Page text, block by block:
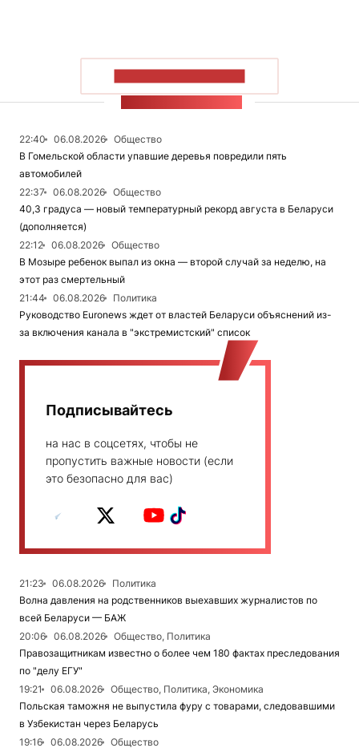
22:40 06.08.2026
Общество
В Гомельской области упавшие деревья повредили пять
автомобилей
22:37
06.08.2026
Общество
40,3 градуса — новый температурный рекорд августа в Беларуси
(дополняется)
22:12
06.08.2026
Общество
В Мозыре ребенок выпал из окна — второй случай за неделю, на
этот раз смертельный
21:44
06.08.2026
Политика
Руководство Euronews ждет от властей Беларуси объяснений из-
за включения канала в "экстремистский" список
Подписывайтесь
на нас в соцсетях, чтобы не
пропустить важные новости (если
это безопасно для вас)
21:23 06.08.2026
Политика
Волна давления на родственников выехавших журналистов по
всей Беларуси — БАЖ
20:06
06.08.2026
Общество, Политика
Правозащитникам известно о более чем 180 фактах преследования
по "делу ЕГУ"
19:21
06.08.2026
Общество, Политика, Экономика
Польская таможня не выпустила фуру с товарами, следовавшими
в Узбекистан через Беларусь
19:16
06.08.2026
Общество